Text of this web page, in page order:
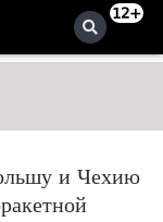
12+
и Чехию